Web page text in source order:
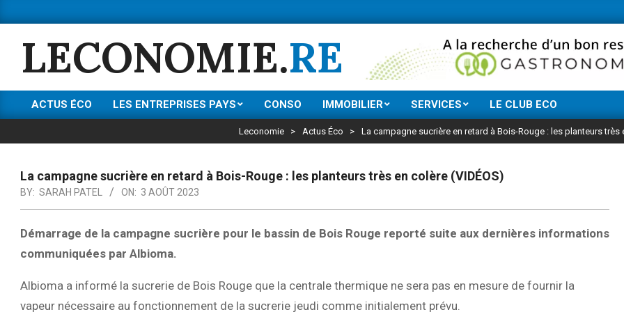
to
content
Ne manquez rien de l’actu
LECONOMIE.RE
Primary
Menu
ACTUS ÉCO LES ENTREPRISES PAYS CONSO IMMOBILIER SERVICES LE CLUB ECO
Leconomie > Actus Éco > La campagne sucrière en retard à Bois-Rouge : les planteurs très
La campagne sucrière en retard à Bois-Rouge : les planteurs très en colère (VIDÉOS)
BY: SARAH PATEL ON: 3 AOÛT 2023
Démarrage de la campagne sucrière pour le bassin de Bois Rouge reporté suite aux dernières informations
communiquées par Albioma.
Albioma a informé la sucrerie de Bois Rouge que la centrale thermique ne sera pas en mesure de fournir la
vapeur nécessaire au fonctionnement de la sucrerie jeudi comme initialement prévu.